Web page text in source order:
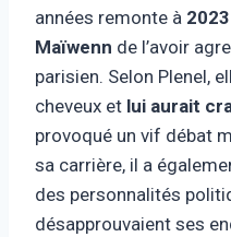
années remonte à 2023
Maïwenn de l’avoir
parisien. Selon Plenel,
cheveux et lui aurait
provoqué un vif débat
sa carrière, il a
des personnalités
désapprouvaient ses